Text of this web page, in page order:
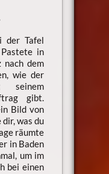
der Tafel
in
nach dem
wie der
seinem
gibt.
Bild von
dir, was du
räumte
in Baden
um im
bei einen